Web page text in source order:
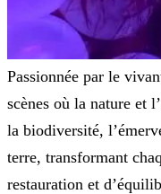
Passionnée par le
scènes où la nature et
la biodiversité,
terre, transformant
restauration et